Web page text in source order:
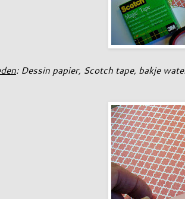
: Dessin papier, Scotch tape, bakje